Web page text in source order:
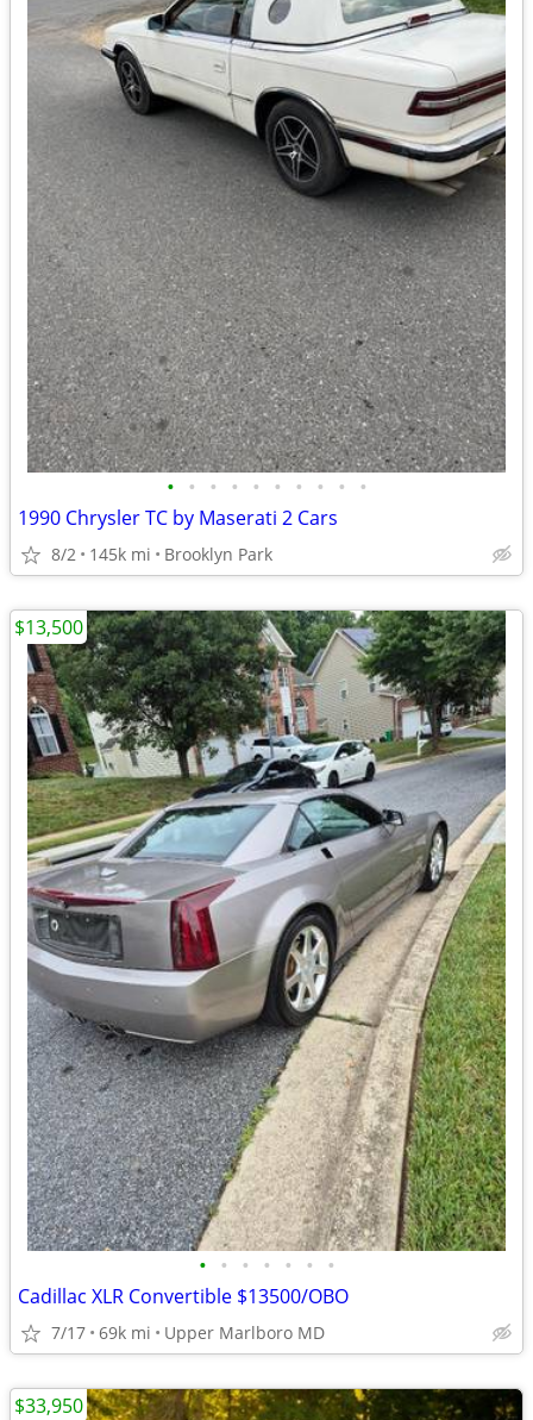
• • • • • • • • • •
1990 Chrysler TC by Maserati 2 Cars
8/2 145k mi Brooklyn Park
• • • • • • •
Cadillac XLR Convertible $13500/OBO
7/17 69k mi Upper Marlboro MD
$13,500
$33,950